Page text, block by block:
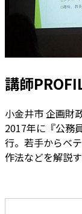
講師
小金井市 企画財
2017年に『公務
行。若手からベ
作法などを解説す